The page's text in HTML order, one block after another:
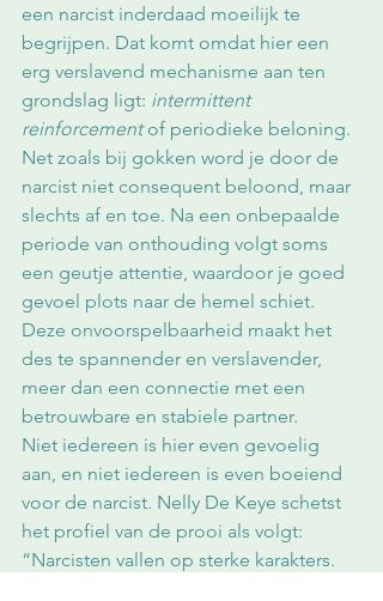
een narcist inderdaad moeilijk te
begrijpen. Dat komt omdat hier een
erg verslavend mechanisme aan ten
grondslag ligt: intermittent
reinforcement of periodieke beloning.
Net zoals bij gokken word je door de
narcist niet consequent beloond, maar
slechts af en toe. Na een onbepaalde
periode van onthouding volgt soms
een geutje attentie, waardoor je goed
gevoel plots naar de hemel schiet.
Deze onvoorspelbaarheid maakt het
des te spannender en verslavender,
meer dan een connectie met een
betrouwbare en stabiele partner.
Niet iedereen is hier even gevoelig
aan, en niet iedereen is even boeiend
voor de narcist. Nelly De Keye schetst
het profiel van de prooi als volgt:
“Narcisten vallen op sterke karakters.